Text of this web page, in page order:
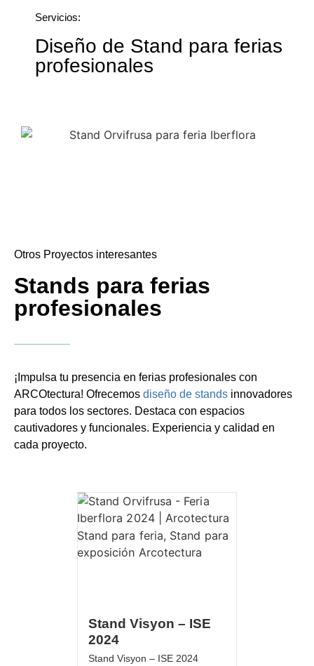
Servicios:
Diseño de Stand para ferias
profesionales
Otros Proyectos interesantes
Stands para ferias
profesionales
¡Impulsa tu presencia en ferias profesionales con
ARCOtectura! Ofrecemos diseño de stands innovadores
para todos los sectores. Destaca con espacios
cautivadores y funcionales. Experiencia y calidad en
cada proyecto.
Stand Visyon – ISE
2024
Stand Visyon – ISE 2024